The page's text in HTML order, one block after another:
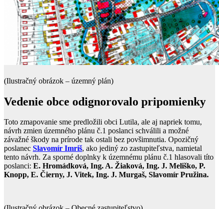
(Ilustračný obrázok – územný plán)
Vedenie obce odignorovalo pripomienky
Toto zmapovanie sme predložili obci Lutila, ale aj napriek tomu,
návrh zmien územného plánu č.1 poslanci schválili a možné
závažné škody na prírode tak ostali bez povšimnutia. Opozičný
poslanec Slavomír Imriš, ako jediný zo zastupiteľstva, namietal
tento návrh. Za sporné doplnky k územnému plánu č.1 hlasovali títo
poslanci: E. Hromádková, Ing. A. Žiaková, Ing. J. Meliško, P.
Knopp, E. Čierny, J. Vitek, Ing. J. Murgaš, Slavomír Pružina.